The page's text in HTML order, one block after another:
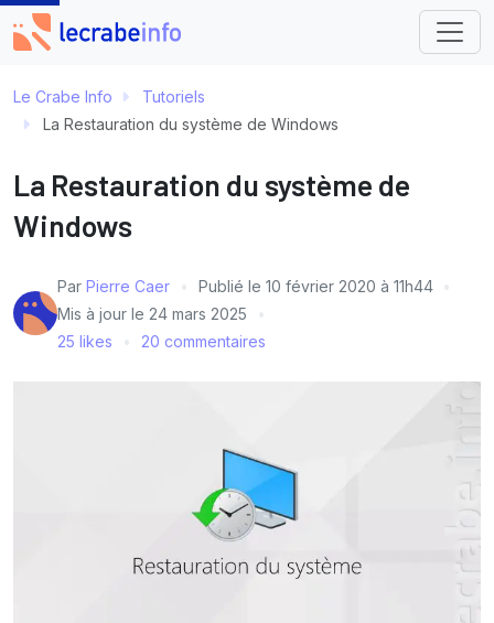
Le Crabe Info
Tutoriels
La Restauration du système de Windows
La Restauration du système de
Windows
Par Pierre Caer Publié le 10 février 2020 à 11h44
Mis à jour le 24 mars 2025
25 likes
20 commentaires